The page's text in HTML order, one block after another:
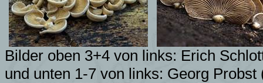
Bilder oben 3+4 von links: Erich
und unten 1-7 von links: Georg